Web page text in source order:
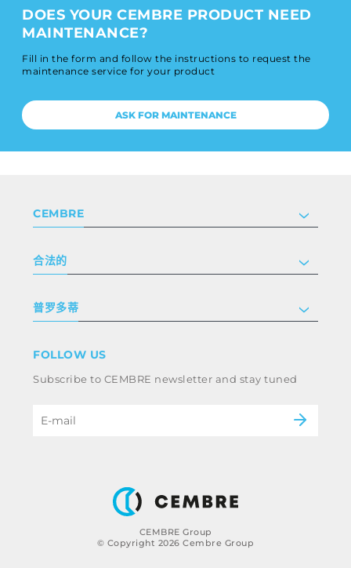
DOES YOUR CEMBRE PRODUCT NEED
MAINTENANCE?
Fill in the form and follow the instructions to request the
maintenance service for your product
ASK FOR MAINTENANCE
CEMBRE Group
© Copyright 2026 Cembre Group
CEMBRE
公司
投资者关系
合法的
隐私和 cookie 政策
条款和条件
Whistleblowing
职业道德规范与反腐败政策
普罗多蒂
电力
B2B Disclaimer
FOLLOW US
Subscribe to CEMBRE newsletter and stay tuned